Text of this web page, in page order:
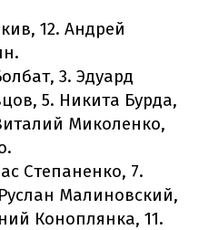
12. Андрей
3. Эдуард
5. Никита Бурда,
Миколенко,
Степаненко, 7.
Малиновский,
Коноплянка, 11.